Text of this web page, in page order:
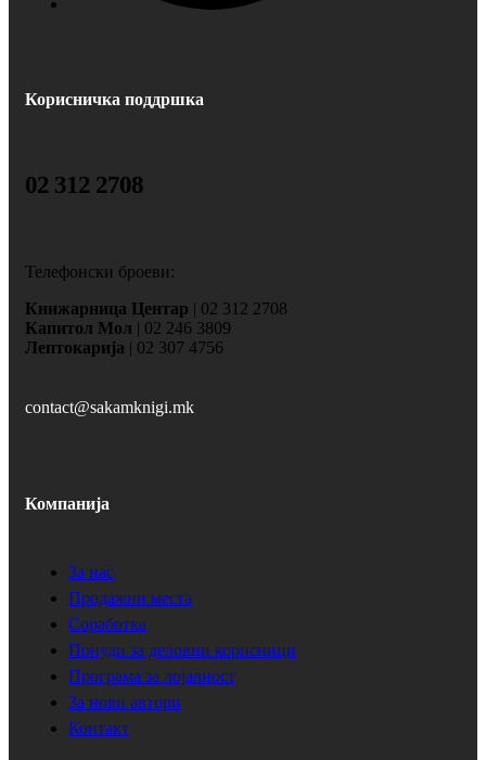
Корисничка поддршка
02 312 2708
Телефонски броеви:
Книжарница Центар | 02 312 2708
Капитол Мол | 02 246 3809
Лептокарија | 02 307 4756
contact@sakamknigi.mk
Компанија
За нас
Продажни места
Соработка
Понуди за деловни корисници
Програма за лојалност
За нови автори
Контакт